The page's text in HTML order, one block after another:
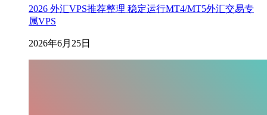
2026 外汇VPS推荐整理 稳定运行MT4/MT5外汇交易专
属VPS
2026年6月25日